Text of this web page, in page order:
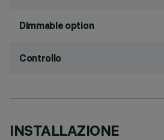
Dimmable option
Controllo
INSTALLAZIONE